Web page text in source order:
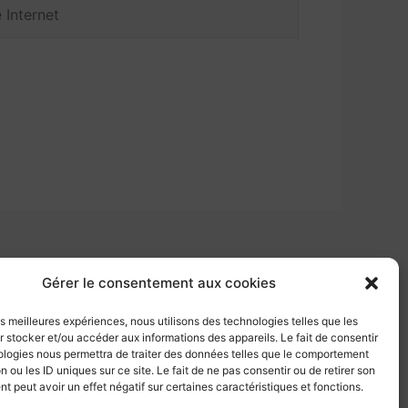
Gérer le consentement aux cookies
meilleures expériences, nous utilisons des technologies telles que les
stocker et/ou accéder aux informations des appareils. Le fait de consentir
nous permettra de traiter des données telles que le comportement
ou les ID uniques sur ce site. Le fait de ne pas consentir ou de retirer son
peut avoir un effet négatif sur certaines caractéristiques et fonctions.
Mentions légales
Politiques de cookies